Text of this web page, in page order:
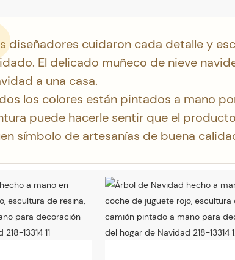
diseñadores cuidaron cada detalle y
El delicado muñeco de nieve
a una casa.
los colores están pintados a mano
puede hacerle sentir que el
símbolo de artesanías de buena